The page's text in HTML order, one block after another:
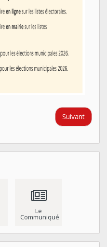
Suivant
Le
Communiqué